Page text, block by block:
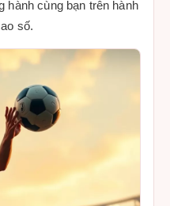
hành cùng bạn trên hành
số.